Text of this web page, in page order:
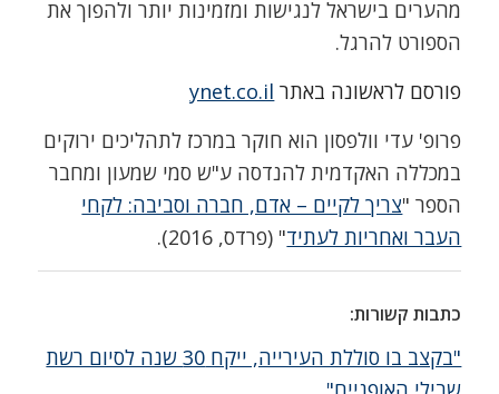
מהערים בישראל לנגישות ומזמינות יותר ולהפוך את
הספורט להרגל.
פורסם לראשונה באתר ynet.co.il
פרופ' עדי וולפסון הוא חוקר במרכז לתהליכים ירוקים
במכללה האקדמית להנדסה ע"ש סמי שמעון ומחבר
הספר "צריך לקיים – אדם, חברה וסביבה: לקחי
העבר ואחריות לעתיד" (פרדס, 2016).
כתבות קשורות:
"בקצב בו סוללת העירייה, ייקח 30 שנה לסיום רשת